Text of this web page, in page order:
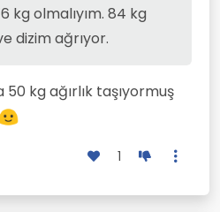
kg olmalıyım. 84 kg
dizim ağrıyor.
50 kg ağırlık taşıyormuş
1